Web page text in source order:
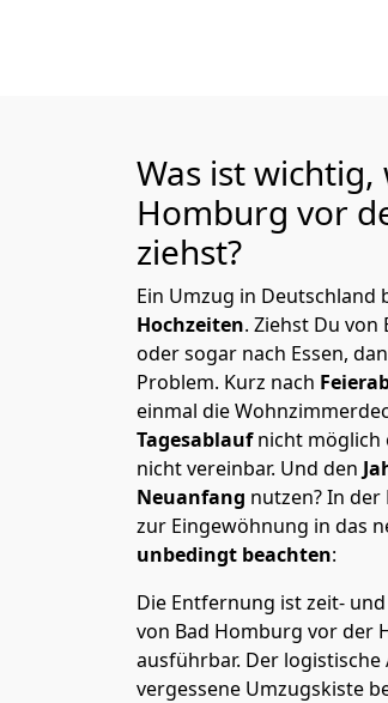
Was ist wichtig,
Homburg vor
ziehst?
Ein Umzug in
Hochzeiten. Ziehst Du
oder sogar nach Essen,
Problem. Kurz nach
einmal die
Tagesablaufnicht möglich
nicht vereinbar. Und den
Neuanfang nutzen? In
zur Eingewöhnung in das
unbedingt beachten:
Die Entfernung ist zeit-
von Bad Homburg vor der
ausführbar. Der logistische
vergessene Umzugskiste